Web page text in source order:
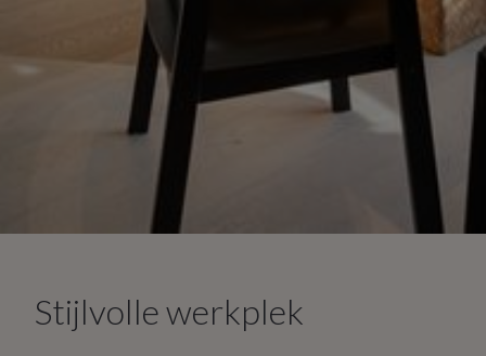
Stijlvolle werkplek